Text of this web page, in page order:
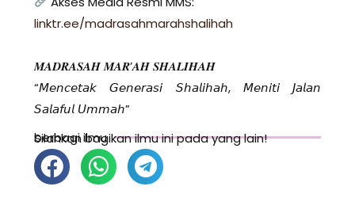
linktr.ee/madrasahmarahshalihah
𝑴𝑨𝑫𝑹𝑨𝑺𝑨𝑯 𝑴𝑨𝑹’𝑨𝑯 𝑺𝑯𝑨𝑳𝑰𝑯𝑨𝑯
“𝘔𝘦𝘯𝘤𝘦𝘵𝘢𝘬 𝘎𝘦𝘯𝘦𝘳𝘢𝘴𝘪 𝘚𝘩𝘢𝘭𝘪𝘩𝘢𝘩, 𝘔𝘦𝘯𝘪𝘵𝘪 𝘑𝘢𝘭𝘢𝘯
𝘚𝘢𝘭𝘢𝘧𝘶𝘭 𝘜𝘮𝘮𝘢𝘩”
berbagi ilmu
Silahkan bagikan ilmu ini pada yang lain!